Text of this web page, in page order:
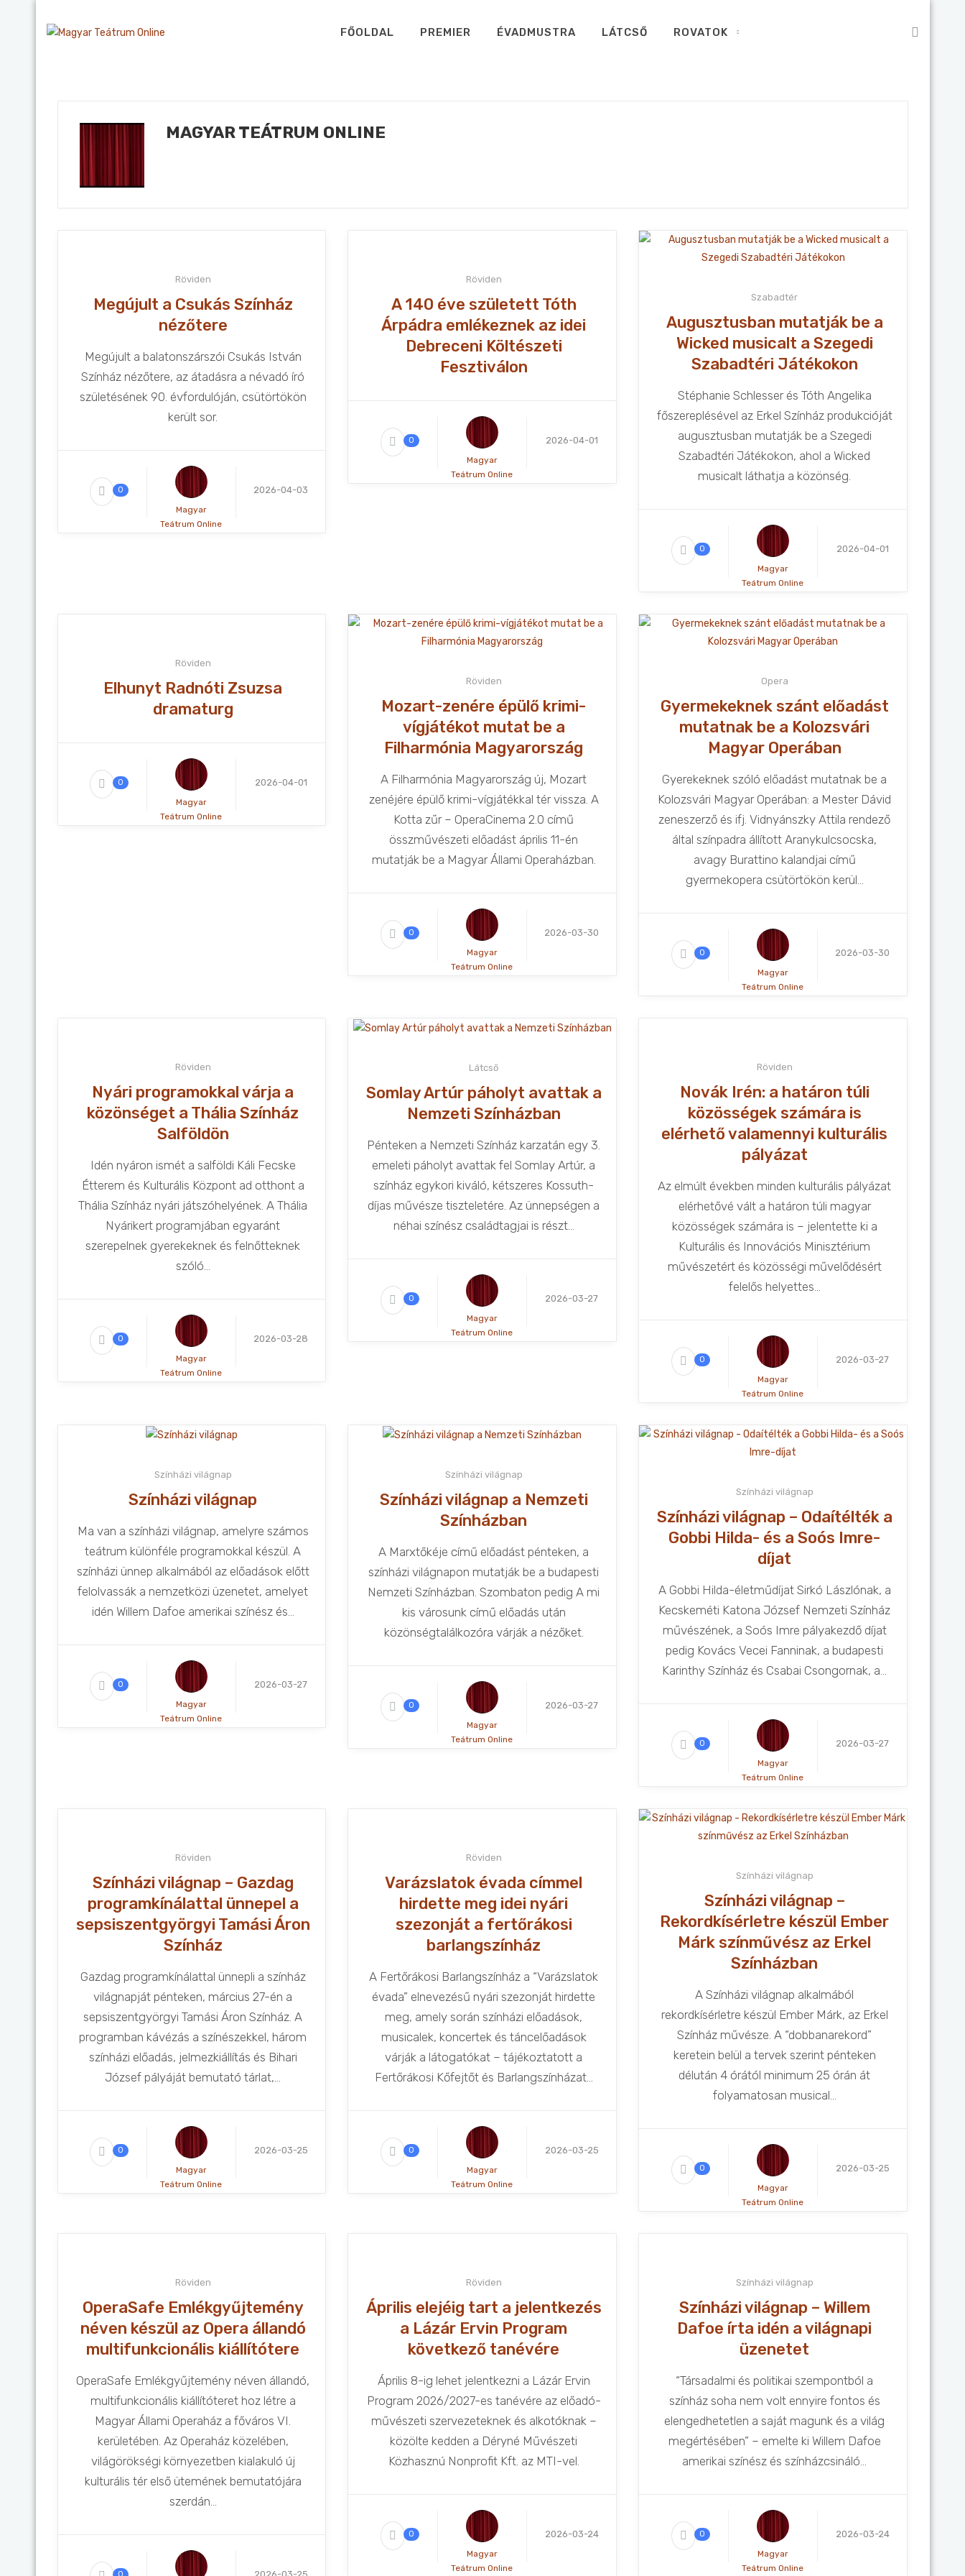
FŐOLDAL PREMIER ÉVADMUSTRA LÁTCSŐ ROVATOK
MAGYAR TEÁTRUM ONLINE
Röviden
Megújult a Csukás Színház
nézőtere
Megújult a balatonszárszói Csukás István
Színház nézőtere, az átadásra a névadó író
születésének 90. évfordulóján, csütörtökön
került sor.
0
Magyar
Teátrum Online
2026-04-03
Röviden
A 140 éve született Tóth
Árpádra emlékeznek az idei
Debreceni Költészeti
Fesztiválon
0
Magyar
Teátrum Online
2026-04-01
Szabadtér
Augusztusban mutatják be a
Wicked musicalt a Szegedi
Szabadtéri Játékokon
Stéphanie Schlesser és Tóth Angelika
főszereplésével az Erkel Színház produkcióját
augusztusban mutatják be a Szegedi
Szabadtéri Játékokon, ahol a Wicked
musicalt láthatja a közönség.
0
Magyar
Teátrum Online
2026-04-01
Röviden
Elhunyt Radnóti Zsuzsa
dramaturg
0
Magyar
Teátrum Online
2026-04-01
Röviden
Mozart-zenére épülő krimi-
vígjátékot mutat be a
Filharmónia Magyarország
A Filharmónia Magyarország új, Mozart
zenéjére épülő krimi-vígjátékkal tér vissza. A
Kotta zűr – OperaCinema 2.0 című
összművészeti előadást április 11-én
mutatják be a Magyar Állami Operaházban.
0
Magyar
Teátrum Online
2026-03-30
Opera
Gyermekeknek szánt előadást
mutatnak be a Kolozsvári
Magyar Operában
Gyerekeknek szóló előadást mutatnak be a
Kolozsvári Magyar Operában: a Mester Dávid
zeneszerző és ifj. Vidnyánszky Attila rendező
által színpadra állított Aranykulcsocska,
avagy Burattino kalandjai című
gyermekopera csütörtökön kerül...
0
Magyar
Teátrum Online
2026-03-30
Röviden
Nyári programokkal várja a
közönséget a Thália Színház
Salföldön
Idén nyáron ismét a salföldi Káli Fecske
Étterem és Kulturális Központ ad otthont a
Thália Színház nyári játszóhelyének. A Thália
Nyárikert programjában egyaránt
szerepelnek gyerekeknek és felnőtteknek
szóló...
0
Magyar
Teátrum Online
2026-03-28
Látcső
Somlay Artúr páholyt avattak a
Nemzeti Színházban
Pénteken a Nemzeti Színház karzatán egy 3.
emeleti páholyt avattak fel Somlay Artúr, a
színház egykori kiváló, kétszeres Kossuth-
díjas művésze tiszteletére. Az ünnepségen a
néhai színész családtagjai is részt...
0
Magyar
Teátrum Online
2026-03-27
Röviden
Novák Irén: a határon túli
közösségek számára is
elérhető valamennyi kulturális
pályázat
Az elmúlt években minden kulturális pályázat
elérhetővé vált a határon túli magyar
közösségek számára is – jelentette ki a
Kulturális és Innovációs Minisztérium
művészetért és közösségi művelődésért
felelős helyettes...
0
Magyar
Teátrum Online
2026-03-27
Színházi világnap
Színházi világnap
Ma van a színházi világnap, amelyre számos
teátrum különféle programokkal készül. A
színházi ünnep alkalmából az előadások előtt
felolvassák a nemzetközi üzenetet, amelyet
idén Willem Dafoe amerikai színész és...
0
Magyar
Teátrum Online
2026-03-27
Színházi világnap
Színházi világnap a Nemzeti
Színházban
A Marxtőkéje című előadást pénteken, a
színházi világnapon mutatják be a budapesti
Nemzeti Színházban. Szombaton pedig A mi
kis városunk című előadás után
közönségtalálkozóra várják a nézőket.
0
Magyar
Teátrum Online
2026-03-27
Színházi világnap
Színházi világnap – Odaítélték a
Gobbi Hilda- és a Soós Imre-
díjat
A Gobbi Hilda-életműdíjat Sirkó Lászlónak, a
Kecskeméti Katona József Nemzeti Színház
művészének, a Soós Imre pályakezdő díjat
pedig Kovács Vecei Fanninak, a budapesti
Karinthy Színház és Csabai Csongornak, a...
0
Magyar
Teátrum Online
2026-03-27
Röviden
Színházi világnap – Gazdag
programkínálattal ünnepel a
sepsiszentgyörgyi Tamási Áron
Színház
Gazdag programkínálattal ünnepli a színház
világnapját pénteken, március 27-én a
sepsiszentgyörgyi Tamási Áron Színház. A
programban kávézás a színészekkel, három
színházi előadás, jelmezkiállítás és Bihari
József pályáját bemutató tárlat,...
0
Magyar
Teátrum Online
2026-03-25
Röviden
Varázslatok évada címmel
hirdette meg idei nyári
szezonját a fertőrákosi
barlangszínház
A Fertőrákosi Barlangszínház a “Varázslatok
évada” elnevezésű nyári szezonját hirdette
meg, amely során színházi előadások,
musicalek, koncertek és táncelőadások
várják a látogatókat – tájékoztatott a
Fertőrákosi Kőfejtőt és Barlangszínházat...
0
Magyar
Teátrum Online
2026-03-25
Színházi világnap
Színházi világnap –
Rekordkísérletre készül Ember
Márk színművész az Erkel
Színházban
A Színházi világnap alkalmából
rekordkísérletre készül Ember Márk, az Erkel
Színház művésze. A “dobbanarekord”
keretein belül a tervek szerint pénteken
délután 4 órától minimum 25 órán át
folyamatosan musical...
0
Magyar
Teátrum Online
2026-03-25
Röviden
OperaSafe Emlékgyűjtemény
néven készül az Opera állandó
multifunkcionális kiállítótere
OperaSafe Emlékgyűjtemény néven állandó,
multifunkcionális kiállítóteret hoz létre a
Magyar Állami Operaház a főváros VI.
kerületében. Az Operaház közelében,
világörökségi környezetben kialakuló új
kulturális tér első ütemének bemutatójára
szerdán...
Röviden
Április elejéig tart a jelentkezés
a Lázár Ervin Program
következő tanévére
Április 8-ig lehet jelentkezni a Lázár Ervin
Program 2026/2027-es tanévére az előadó-
művészeti szervezeteknek és alkotóknak –
közölte kedden a Déryné Művészeti
Közhasznú Nonprofit Kft. az MTI-vel.
0
Magyar
Teátrum Online
2026-03-24
Színházi világnap
Színházi világnap – Willem
Dafoe írta idén a világnapi
üzenetet
“Társadalmi és politikai szempontból a
színház soha nem volt ennyire fontos és
elengedhetetlen a saját magunk és a világ
megértésében” – emelte ki Willem Dafoe
amerikai színész és színházcsináló...
0
Magyar
Teátrum Online
2026-03-24